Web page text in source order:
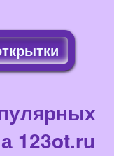
123ot.ru